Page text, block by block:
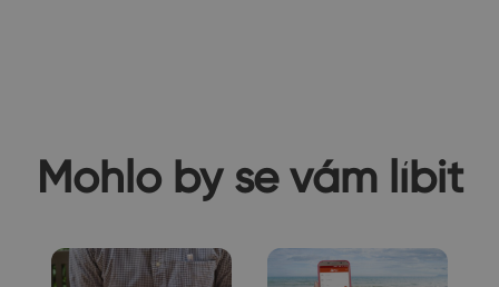
Mohlo by se vám líbit